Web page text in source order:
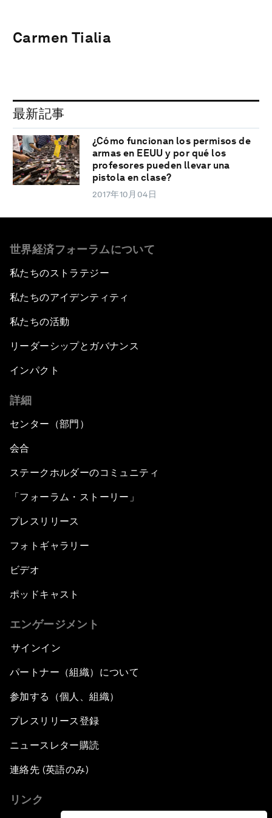
Carmen Tialia
最新記事
¿Cómo funcionan los permisos de
armas en EEUU y por qué los
profesores pueden llevar una
pistola en clase?
2017年10月04日
世界経済フォーラムについて
私たちのストラテジー
私たちのアイデンティティ
私たちの活動
リーダーシップとガバナンス
インパクト
詳細
センター（部門）
会合
ステークホルダーのコミュニティ
「フォーラム・ストーリー」
プレスリリース
フォトギャラリー
ビデオ
ポッドキャスト
エンゲージメント
サインイン
パートナー（組織）について
参加する（個人、組織）
プレスリリース登録
ニュースレター購読
連絡先 (英語のみ)
リンク